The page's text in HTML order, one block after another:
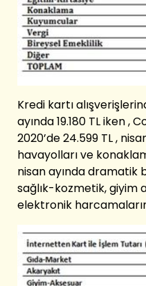
Kredi kartı
ayında 19.180 TL iken ,
2020’de 24.599 TL ,
havayolları ve
nisan ayında dramatik
sağlık-kozmetik, giyim
elektronik